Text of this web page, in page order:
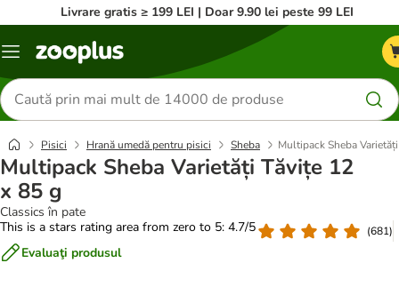
Livrare gratis ≥ 199 LEI | Doar 9.90 lei peste 99 LEI
Categorii
Căutare
produse
Pisici Hrană umedă pentru pisici Sheba Multipack Sheba
Multipack Sheba Varietăți Tăvițe 12
x 85 g
Classics în pate
This is a stars rating area from zero to 5: 4.7/5
(681)
Evaluaţi produsul